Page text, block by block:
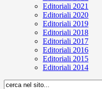
Editoriali 2021
Editoriali 2020
Editoriali 2019
Editoriali 2018
Editoriali 2017
Editoriali 2016
Editoriali 2015
Editoriali 2014